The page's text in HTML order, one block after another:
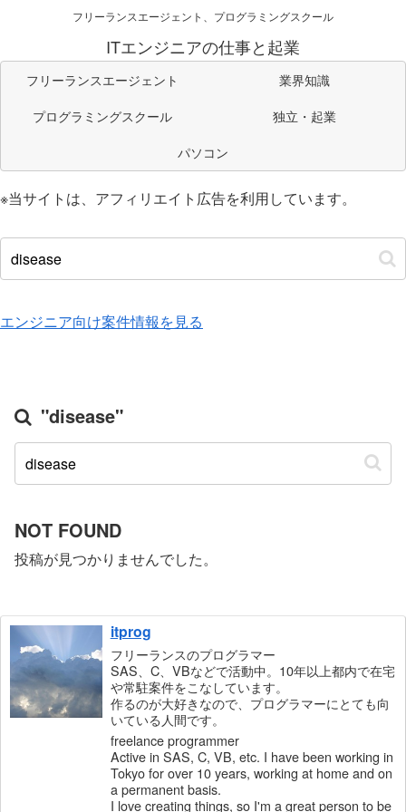
フリーランスエージェント、プログラミングスクール
ITエンジニアの仕事と起業
フリーランスエージェント
業界知識
プログラミングスクール
独立・起業
パソコン
※当サイトは、アフィリエイト広告を利用しています。
エンジニア向け案件情報を見る
"disease"
NOT FOUND
投稿が見つかりませんでした。
itprog
フリーランスのプログラマー
SAS、C、VBなどで活動中。10年以上都内で在宅
や常駐案件をこなしています。
作るのが大好きなので、プログラマーにとても向
いている人間です。
freelance programmer
Active in SAS, C, VB, etc. I have been working in
Tokyo for over 10 years, working at home and on
a permanent basis.
I love creating things, so I'm a great person to be